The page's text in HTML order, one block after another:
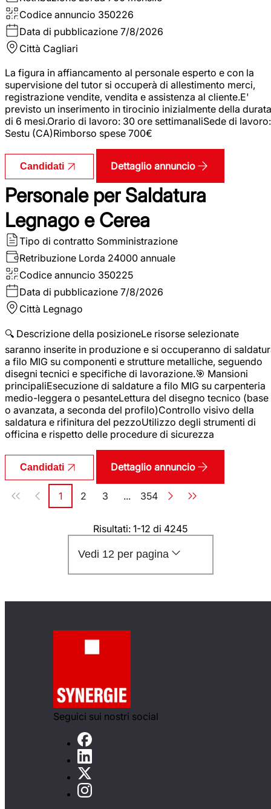
Codice annuncio 350226
Data di pubblicazione 7/8/2026
Città Cagliari
La figura in affiancamento al personale esperto e con la
supervisione del tutor si occuperà di allestimento merci,
registrazione vendite, vendita e assistenza al cliente.E'
previsto un inserimento in tirocinio inizialmente della durata
di 6 mesi.Orario di lavoro: 30 ore settimanaliSede di lavoro:
Sestu (CA)Rimborso spese 700€
Candidati Dettaglio annuncio
Personale per Saldatura
Legnago e Cerea
Tipo di contratto Somministrazione
Retribuzione Lorda 24000 annuale
Codice annuncio 350225
Data di pubblicazione 7/8/2026
Città Legnago
🔍 Descrizione della posizioneLe risorse selezionate
saranno inserite in produzione e si occuperanno di
a filo MIG su componenti e strutture metalliche, seguendo
disegni tecnici e specifiche di lavorazione.🎯 Mansioni
principaliEsecuzione di saldature a filo MIG su carpenteria
medio-leggera o pesanteLettura del disegno tecnico (base
o avanzata, a seconda del profilo)Controllo visivo della
saldatura e rifinitura del pezzoUtilizzo degli strumenti di
officina e rispetto delle procedure di sicurezza
Candidati Dettaglio annuncio
Paginazione
Pagina
1 Pagina
2 Pagina
3 ... Pagina
354
Risultati: 1-12 di 4245
Vedi 12 per pagina
Seguici sui nostri social